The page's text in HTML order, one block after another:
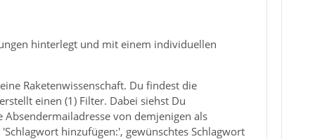
hinterlegt und mit einem individuellen
Raketenwissenschaft. Du findest die
einen (1) Filter. Dabei siehst Du
von demjenigen als
hinzufügen:', gewünschtes Schlagwort